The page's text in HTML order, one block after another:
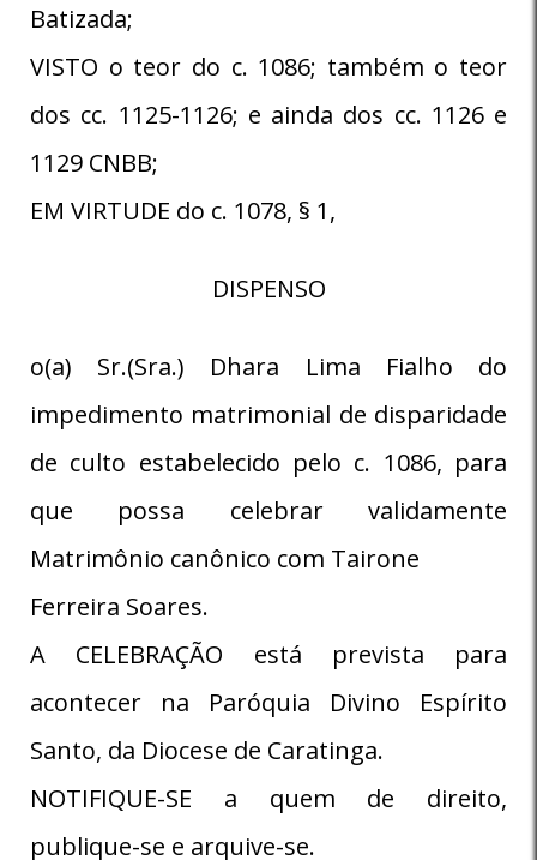
Batizada;
VISTO o teor do c. 1086; também o teor
dos cc. 1125-1126; e ainda dos cc. 1126 e
1129 CNBB;
EM VIRTUDE do c. 1078, § 1,
DISPENSO
o(a) Sr.(Sra.) Dhara Lima Fialho do
impedimento matrimonial de disparidade
de culto estabelecido pelo c. 1086, para
que possa celebrar validamente
Matrimônio canônico com Tairone
Ferreira Soares.
A CELEBRAÇÃO está prevista para
acontecer na Paróquia Divino Espírito
Santo, da Diocese de Caratinga.
NOTIFIQUE-SE a quem de direito,
publique-se e arquive-se.